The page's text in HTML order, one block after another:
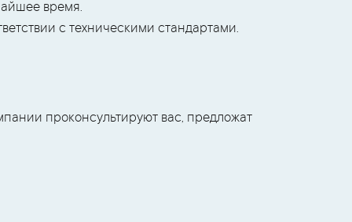
время.
с техническими стандартами.
проконсультируют вас, предложат